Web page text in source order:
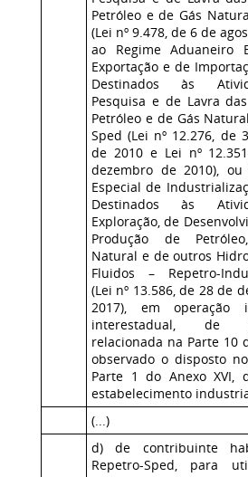
Petróleo e de Gás
(Lei nº 9.478, de 6 de
ao Regime Aduaneiro
Exportação e de
Destinados às
Pesquisa e de Lavra
Petróleo e de Gás
Sped (Lei nº 12.276, de
de 2010 e Lei nº
dezembro de 2010), ou
Especial de
Destinados às
Exploração, de
Produção de
Natural e de outros
Fluidos – Repetro-
(Lei nº 13.586, de 28 de
2017), em operação
interestadual, de
relacionada na Parte 10
observado o disposto
Parte 1 do Anexo XVI,
estabelecimento
(...)
d) de contribuinte
Repetro-Sped, para